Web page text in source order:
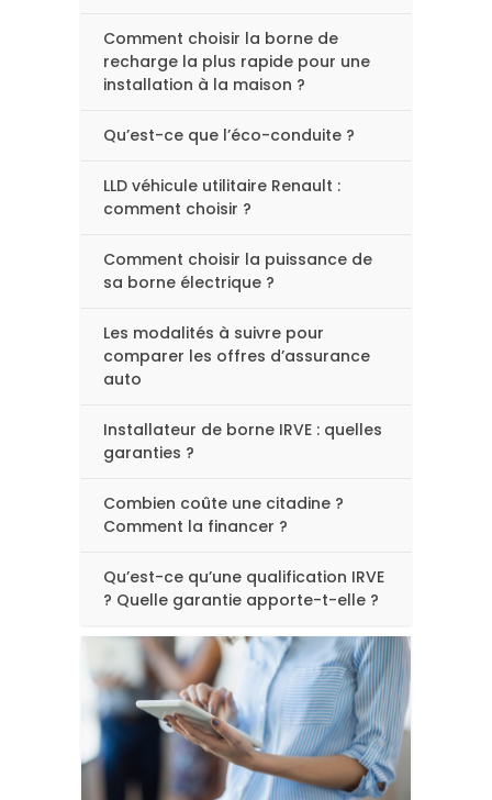
Comment choisir la borne de
recharge la plus rapide pour une
installation à la maison ?
Qu’est-ce que l’éco-conduite ?
LLD véhicule utilitaire Renault :
comment choisir ?
Comment choisir la puissance de
sa borne électrique ?
Les modalités à suivre pour
comparer les offres d’assurance
auto
Installateur de borne IRVE : quelles
garanties ?
Combien coûte une citadine ?
Comment la financer ?
Qu’est-ce qu’une qualification IRVE
? Quelle garantie apporte-t-elle ?